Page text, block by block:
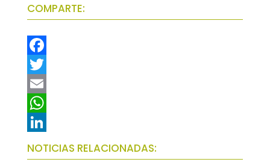
COMPARTE:
F
a
c
e
b
o
T
w
t
t
E
m
a
i
W
h
a
L
i
NOTICIAS RELACIONADAS: